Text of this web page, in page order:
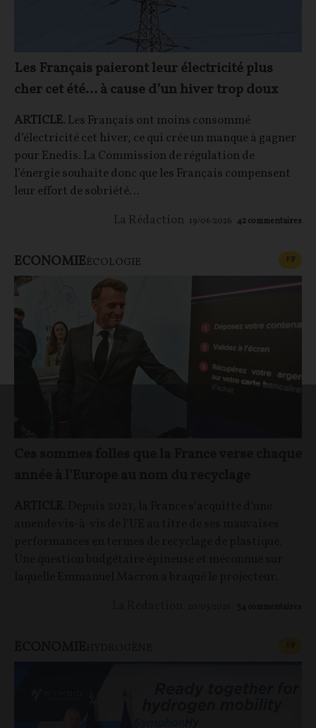
Les Français paieront leur électricité plus
cher cet été… à cause d’un hiver trop doux
ARTICLE. Les Français ont moins consommé
d’électricité cet hiver, ce qui crée un manque à gagner
pour Enedis. La Commission de régulation de
l’énergie souhaite donc que les Français compensent
leur effort de sobriété…
La Rédaction 19/06/2026 42commentaires
ECONOMIEÉCOLOGIE FP